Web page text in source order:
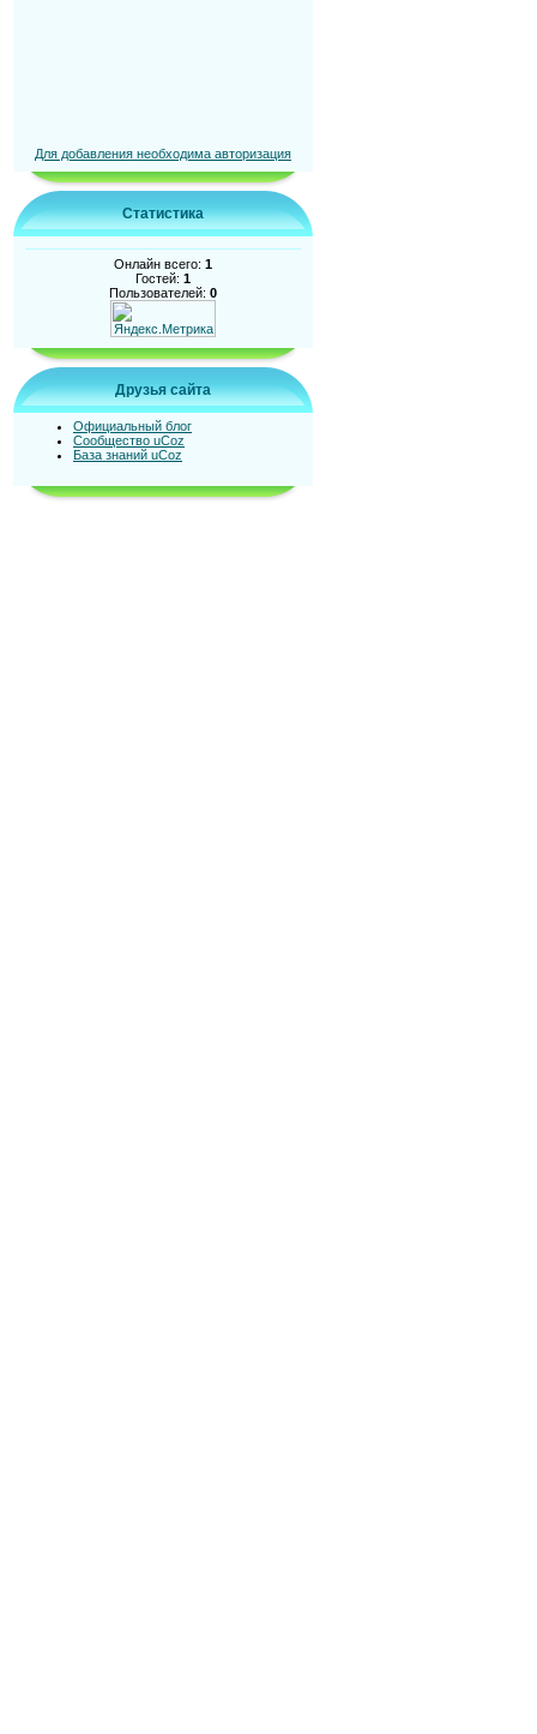
Для добавления необходима авторизация
Статистика
Онлайн всего: 1
Гостей: 1
Пользователей: 0
Друзья сайта
Официальный блог
Сообщество uCoz
База знаний uCoz